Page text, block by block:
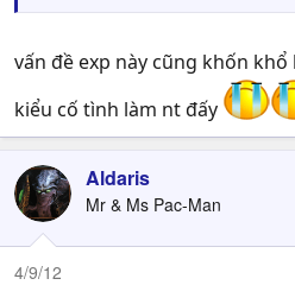
vấn đề exp này cũng khốn
kiểu cố tình làm nt đấy
Aldaris
Mr & Ms Pac-Man
4/9/12